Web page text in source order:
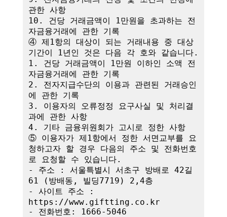
관한 사항
10. 건당 거래금액이 1만원을 초과하는 전
자금융거래에 관한 기록
④ 제1항의 대상이 되는 거래내용 중 대상
기간이 1년인 것은 다음 각 호와 같습니다.
1. 건당 거래금액이 1만원 이하인 소액 전
자금융거래에 관한 기록
2. 전자지급수단의 이용과 관련된 거래승인
에 관한 기록
3. 이용자의 오류정정 요구사실 및 처리결
과에 관한 사항
4. 기타 금융위원회가 고시로 정한 사항
⑤ 이용자가 제1항에서 정한 서면교부를 요
청하고자 할 경우 다음의 주소 및 전화번호
로 요청할 수 있습니다.
- 주소 : 서울특별시 서초구 방배로 42길
61 (방배동, 빌딩7719) 2,4층
- 사이트 주소 :
https://www.giftting.co.kr
- 전화번호: 1666-5046